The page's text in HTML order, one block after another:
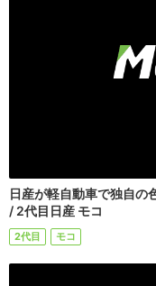
日産が軽自動車で独自の
/ 2代目日産 モコ
2代目 モコ